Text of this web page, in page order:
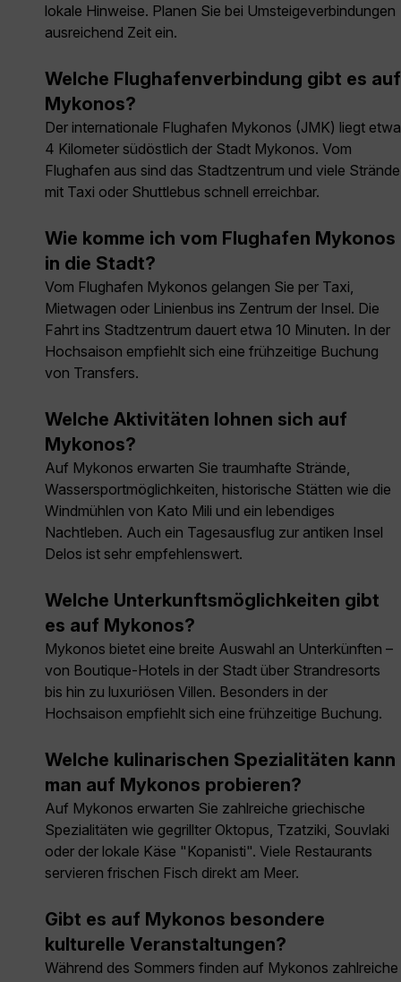
lokale Hinweise. Planen Sie bei Umsteigeverbindungen
ausreichend Zeit ein.
Welche Flughafenverbindung gibt es auf
Mykonos?
Der internationale Flughafen Mykonos (JMK) liegt etwa
4 Kilometer südöstlich der Stadt Mykonos. Vom
Flughafen aus sind das Stadtzentrum und viele Strände
mit Taxi oder Shuttlebus schnell erreichbar.
Wie komme ich vom Flughafen Mykonos
in die Stadt?
Vom Flughafen Mykonos gelangen Sie per Taxi,
Mietwagen oder Linienbus ins Zentrum der Insel. Die
Fahrt ins Stadtzentrum dauert etwa 10 Minuten. In der
Hochsaison empfiehlt sich eine frühzeitige Buchung
von Transfers.
Welche Aktivitäten lohnen sich auf
Mykonos?
Auf Mykonos erwarten Sie traumhafte Strände,
Wassersportmöglichkeiten, historische Stätten wie die
Windmühlen von Kato Mili und ein lebendiges
Nachtleben. Auch ein Tagesausflug zur antiken Insel
Delos ist sehr empfehlenswert.
Welche Unterkunftsmöglichkeiten gibt
es auf Mykonos?
Mykonos bietet eine breite Auswahl an Unterkünften –
von Boutique-Hotels in der Stadt über Strandresorts
bis hin zu luxuriösen Villen. Besonders in der
Hochsaison empfiehlt sich eine frühzeitige Buchung.
Welche kulinarischen Spezialitäten kann
man auf Mykonos probieren?
Auf Mykonos erwarten Sie zahlreiche griechische
Spezialitäten wie gegrillter Oktopus, Tzatziki, Souvlaki
oder der lokale Käse "Kopanisti". Viele Restaurants
servieren frischen Fisch direkt am Meer.
Gibt es auf Mykonos besondere
kulturelle Veranstaltungen?
Während des Sommers finden auf Mykonos zahlreiche